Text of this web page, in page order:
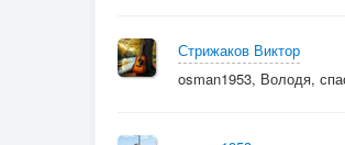
Стрижаков Виктор
osman1953, Володя,